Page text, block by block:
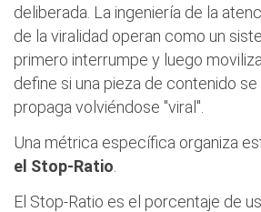
deliberada. La ingeniería de la
de la viralidad operan como un
primero interrumpe y luego
define si una pieza de contenido
propaga volviéndose "viral".
Una métrica específica organiza
el Stop-Ratio
El Stop-Ratio es el porcentaje de